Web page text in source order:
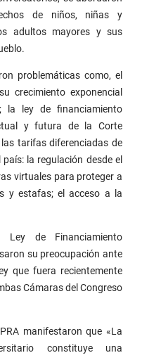
de niños, niñas y
adultos mayores y sus
problemáticas como, el
crecimiento exponencial
la ley de financiamiento
y futura de la Corte
tarifas diferenciadas de
la regulación desde el
virtuales para proteger a
y estafas; el acceso a la
Ley de Financiamiento
su preocupación ante
que fuera recientemente
Cámaras del Congreso
manifestaron que «La
constituye una